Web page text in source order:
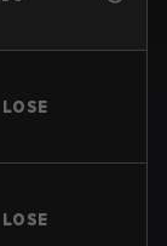
LOSE
LOSE